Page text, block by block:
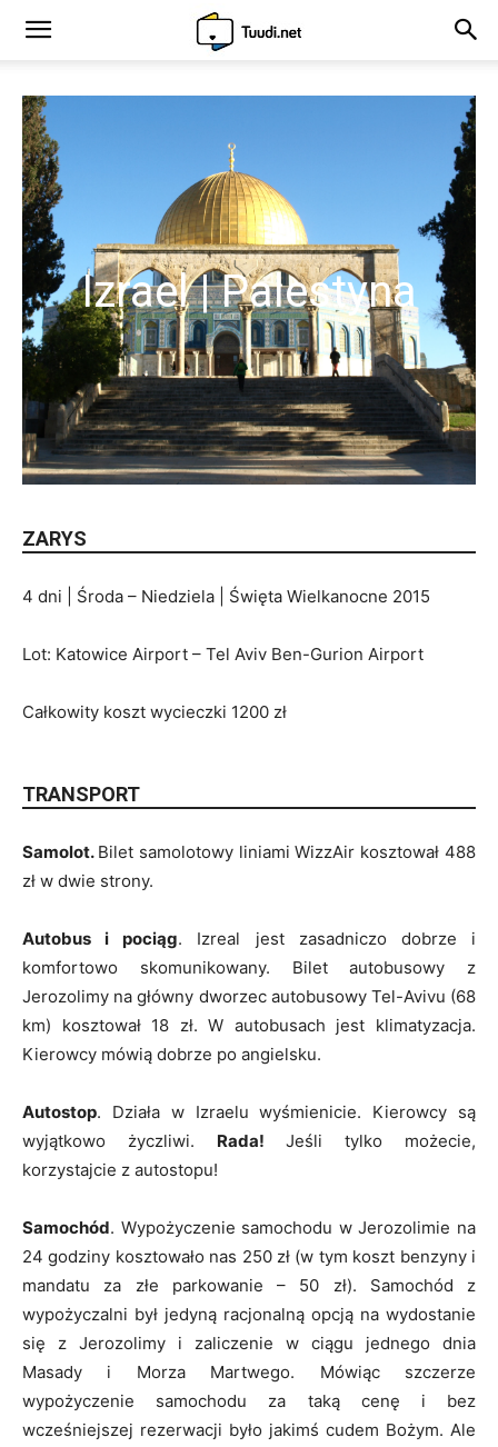
Izrael | Palestyna
ZARYS
4 dni | Środa – Niedziela | Święta Wielkanocne 2015
Lot: Katowice Airport – Tel Aviv Ben-Gurion Airport
Całkowity koszt wycieczki 1200 zł
TRANSPORT
Samolot. Bilet samolotowy liniami WizzAir kosztował 488
zł w dwie strony.
Autobus i pociąg. Izreal jest zasadniczo dobrze i
komfortowo skomunikowany. Bilet autobusowy z
Jerozolimy na główny dworzec autobusowy Tel-Avivu (68
km) kosztował 18 zł. W autobusach jest klimatyzacja.
Kierowcy mówią dobrze po angielsku.
Autostop. Działa w Izraelu wyśmienicie. Kierowcy są
wyjątkowo życzliwi. Rada! Jeśli tylko możecie,
korzystajcie z autostopu!
Samochód. Wypożyczenie samochodu w Jerozolimie na
24 godziny kosztowało nas 250 zł (w tym koszt benzyny i
mandatu za złe parkowanie – 50 zł). Samochód z
wypożyczalni był jedyną racjonalną opcją na wydostanie
się z Jerozolimy i zaliczenie w ciągu jednego dnia
Masady i Morza Martwego. Mówiąc szczerze
wypożyczenie samochodu za taką cenę i bez
wcześniejszej rezerwacji było jakimś cudem Bożym. Ale